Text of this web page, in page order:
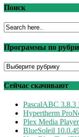
Поиск
Программы по
Программы
рубрикам
Сейчас скачивают
PascalABC 3.8.3
Hypertherm
Plex Media
BlueSoleil